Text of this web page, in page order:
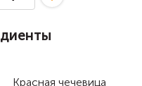
Красная чечевица